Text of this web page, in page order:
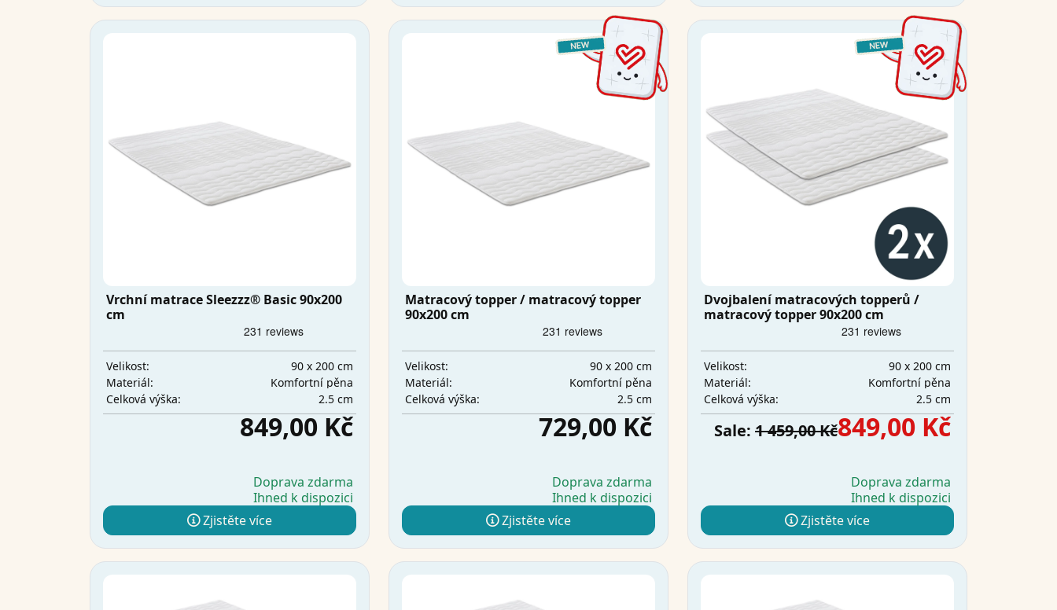
Vrchní matrace Sleezzz® Basic 90x200
cm
Velikost:
90 x 200 cm
Materiál:
Komfortní pěna
Celková výška:
2.5 cm
849,00 Kč
Doprava zdarma
Ihned k dispozici
Zjistěte více
Matracový topper / matracový topper
90x200 cm
Velikost:
90 x 200 cm
Materiál:
Komfortní pěna
Celková výška:
2.5 cm
729,00 Kč
Doprava zdarma
Ihned k dispozici
Zjistěte více
Dvojbalení matracových topperů /
matracový topper 90x200 cm
Velikost:
90 x 200 cm
Materiál:
Komfortní pěna
Celková výška:
2.5 cm
Sale: 1 459,00 Kč849,00 Kč
Doprava zdarma
Ihned k dispozici
Zjistěte více